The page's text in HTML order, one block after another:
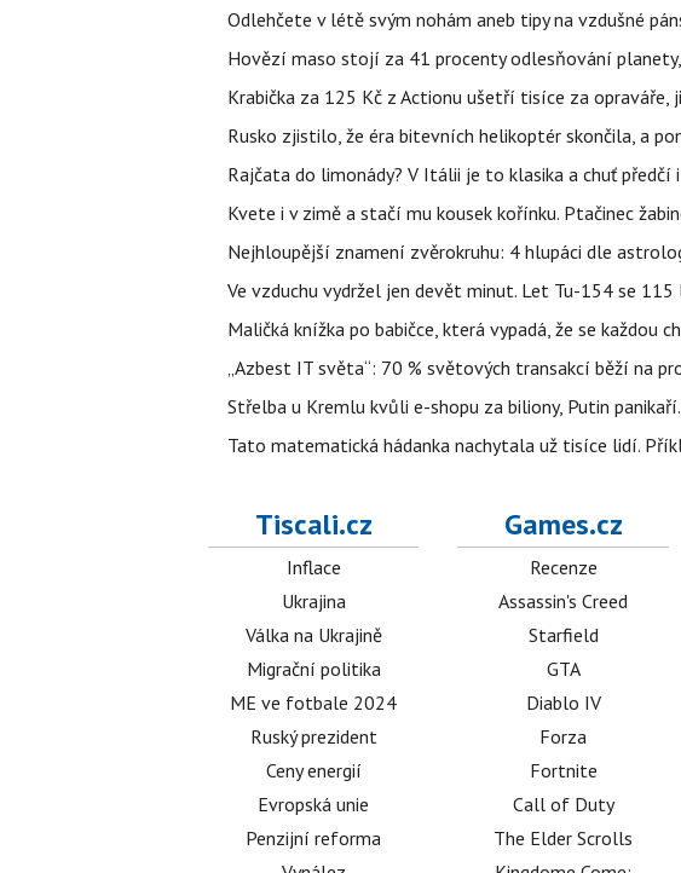
Odlehčete v létě svým nohám aneb tipy na vzdušné
Hovězí maso stojí za 41 procenty odlesňování
Krabička za 125 Kč z Actionu ušetří tisíce za
Rusko zjistilo, že éra bitevních helikoptér skončila, a
Rajčata do limonády? V Itálii je to klasika a chuť
Kvete i v zimě a stačí mu kousek kořínku. Ptačinec
Nejhloupější znamení zvěrokruhu: 4 hlupáci dle
Ve vzduchu vydržel jen devět minut. Let Tu-154 se
Maličká knížka po babičce, která vypadá, že se každou
„Azbest IT světa“: 70 % světových transakcí běží na
Střelba u Kremlu kvůli e-shopu za biliony, Putin
Tato matematická hádanka nachytala už tisíce lidí.
Tiscali.cz
Inflace
Ukrajina
Válka na Ukrajině
Migrační politika
ME ve fotbale 2024
Ruský prezident
Ceny energií
Evropská unie
Penzijní reforma
Games.cz
Recenze
Assassin's Creed
Starfield
GTA
Diablo IV
Forza
Fortnite
Call of Duty
The Elder Scrolls